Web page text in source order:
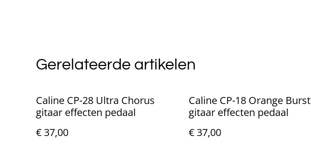
Gerelateerde artikelen
Caline CP-28 Ultra Chorus
gitaar effecten pedaal
€ 37,00
Caline CP-18 Orange Burst
gitaar effecten pedaal
€ 37,00